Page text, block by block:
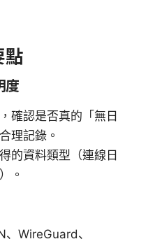
點
度
確認是否真的「無日
理記錄。
的資料類型（連線日
。
WireGuard、